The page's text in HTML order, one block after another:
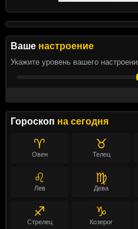
Ваше настроение
Укажите уровень вашего
Гороскоп на сегодня
♈
Овен
♉
Телец
♌
Лев
♍
Дева
♐
Стрелец
♑
Козерог